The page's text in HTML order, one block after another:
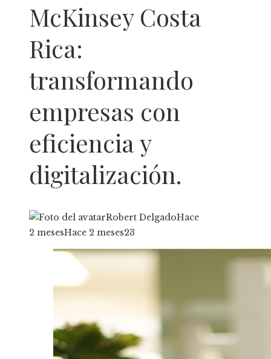
McKinsey Costa
Rica:
transformando
empresas con
eficiencia y
digitalización.
Robert DelgadoHace
2 mesesHace 2 meses23